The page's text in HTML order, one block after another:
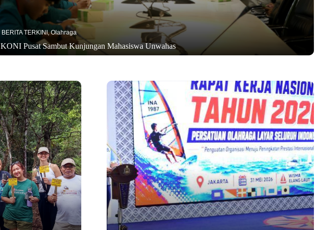
BERITA TERKINI, Olahraga
KONI Pusat Sambut Kunjungan Mahasiswa Unwahas